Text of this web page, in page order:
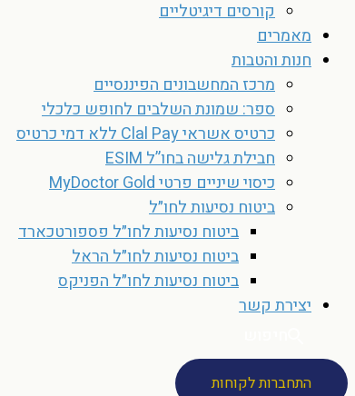
קורסים דיגיטליים
מאמרים
חנות והטבות
מרכז המחשבונים הפיננסיים
ספר: שמונת השלבים לחופש כלכלי
כרטיס אשראי Clal Pay ללא דמי כרטיס
חבילת גלישה בחו”ל ESIM
כיסוי שיניים פרטי MyDoctor Gold
ביטוח נסיעות לחו״ל
ביטוח נסיעות לחו״ל פספורטכארד
ביטוח נסיעות לחו״ל הראל
ביטוח נסיעות לחו״ל הפניקס
יצירת קשר
התחברות לקוחות